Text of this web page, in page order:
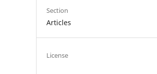
Section
Articles
License